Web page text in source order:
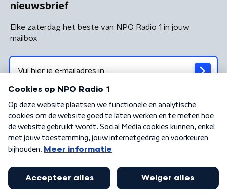
nieuwsbrief
Elke zaterdag het beste van NPO Radio 1 in jouw
mailbox
Algemene voorwaarden